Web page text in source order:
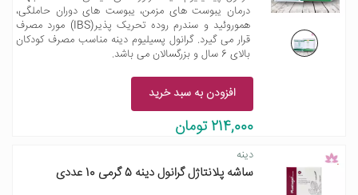
درمان یبوست های مزمن، یبوست های دوران حاملگی،
هموروئید و سندرم روده تحریک پذیر(IBS) مورد مصرف
قرار می گیرد. گرانول پسیلیوم دینه مناسب مصرف کودکان
بالای 6 سال و بزرگسالان می باشد.
افزودن به سبد خرید
214,000 تومان
دینه
ساشه پلانتاژل گرانول دینه 5 گرمی 10 عددی